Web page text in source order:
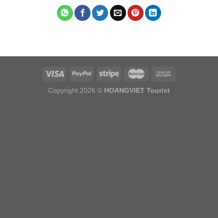
Copyright 2026 © HOANGVIET Tourist